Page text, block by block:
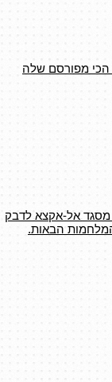
הכי מפורסם שלה
כך הפך מסגד אל-אקצא לדבק
הבאות.